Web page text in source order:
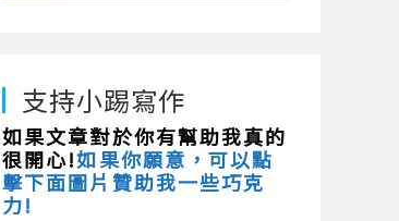
支持小踢寫作
如果文章對於你有幫助我真的
很開心!如果你願意，可以點
擊下面圖片贊助我一些巧克
力!